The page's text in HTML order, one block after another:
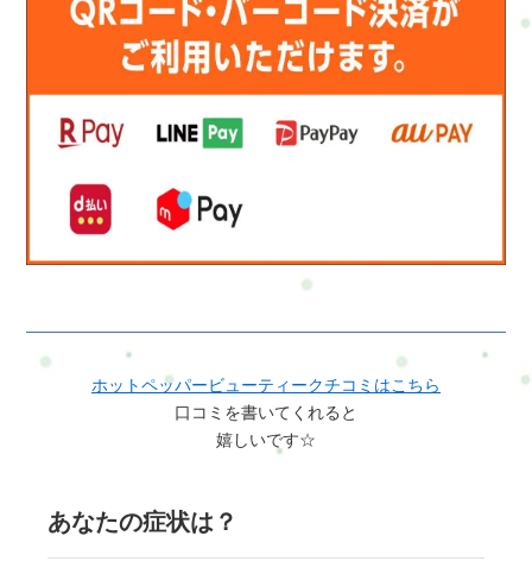
ホットペッパービューティークチコミはこちら
口コミを書いてくれると
嬉しいです☆
あなたの症状は？